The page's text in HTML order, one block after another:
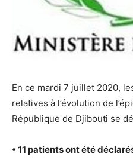
En ce mardi 7 juillet 2020,
relatives à l’évolution de
République de Djibouti se
• 11 patients ont été